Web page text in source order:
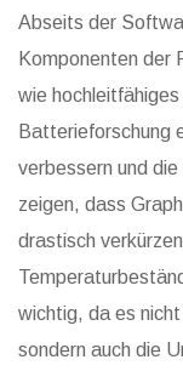
Abseits der
Komponenten der
wie
Batterieforschung
verbessern und
zeigen, dass
drastisch
wichtig, da es
sondern auch die